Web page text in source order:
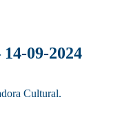
09-2024
Cultural.